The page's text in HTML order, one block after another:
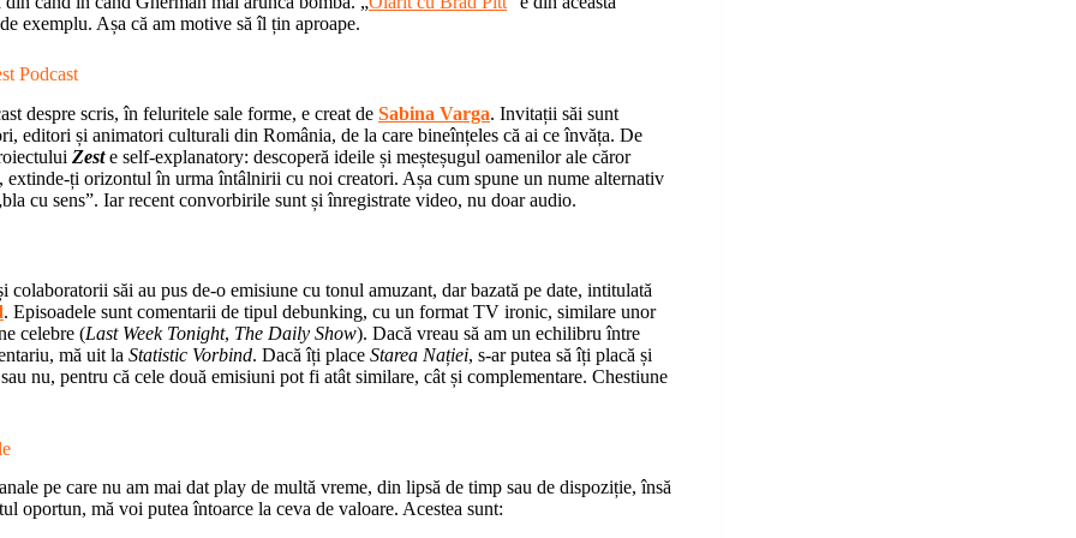
exemplu. Așa că am motive să îl țin aproape.
Podcast
despre scris, în feluritele sale forme, e creat de Sabina Varga. Invitații săi sunt
editori și animatori culturali din România, de la care bineînțeles că ai ce învăța. De
Zeste self-explanatory: descoperă ideile și meșteșugul oamenilor ale căror
extinde-ți orizontul în urma întâlnirii cu noi creatori. Așa cum spune un nume alternativ
cu sens”. Iar recent convorbirile sunt și înregistrate video, nu doar audio.
colaboratorii săi au pus de-o emisiune cu tonul amuzant, dar bazată pe date, intitulată
. Episoadele sunt comentarii de tipul debunking, cu un format TV ironic, similare unor
celebre (Last Week Tonight, The Daily Show). Dacă vreau să am un echilibru între
mă uit la Statistic Vorbind. Dacă îți place Starea Nației, s-ar putea să îți placă și
nu, pentru că cele două emisiuni pot fi atât similare, cât și complementare. Chestiune
pe care nu am mai dat play de multă vreme, din lipsă de timp sau de dispoziție, însă
oportun, mă voi putea întoarce la ceva de valoare. Acestea sunt: